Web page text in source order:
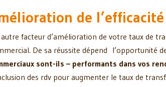
de
facteur d’amélioration de votre taux de
De sa réussite dépend l’opportunité
sont-ils – performants dans vos
des rdv pour augmenter le taux de